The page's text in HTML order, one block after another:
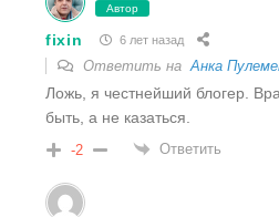
Автор
fixin 6 лет назад
Ответить на Анка
Ложь, я честнейший блогер.
быть, а не казаться.
-2 Ответить